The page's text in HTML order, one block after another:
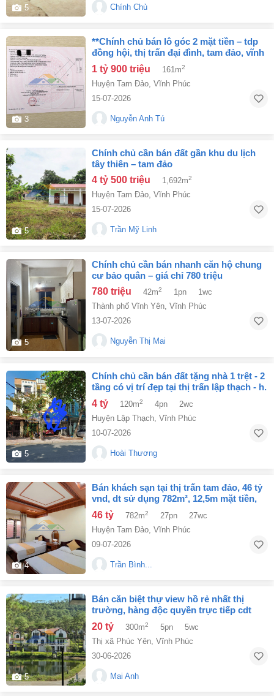
5 Chính Chủ
3
**chính chủ bán lô góc 2 mặt tiền – tdp
đồng hội, thị trấn đại đình, tam đảo, vĩnh
phúc**
1 tỷ 900 triệu 161m2
Huyện Tam Đảo, Vĩnh Phúc
15-07-2026
Nguyễn Anh Tú
5
chính chủ cần bán đất gần khu du lịch
tây thiên – tam đảo
4 tỷ 500 triệu 1,692m2
Huyện Tam Đảo Vĩnh Phúc
15-07-2026
Trần Mỹ Linh
5
chính chủ cần bán nhanh căn hộ chung
cư bảo quân – giá chỉ 780 triệu
780 triệu 42m2 1pn
1wc
Thành phố Vĩnh Yên Vĩnh Phúc
13-07-2026
Nguyễn Thị Mai
5
chính chủ cần bán đất tặng nhà 1 trệt - 2
tầng có vị trí đẹp tại thị trấn lập thạch - h.
lập thạch - vĩnh phúc.
4 tỷ 120m2 4pn
2wc
Huyện Lập Thạch, Vĩnh Phúc
10-07-2026
Hoài Thương
4
bán khách sạn tại thị trấn tam đảo, 46 tỷ
vnd, dt sử dụng 782m², 12,5m mặt tiền,
view quảng trường
46 tỷ 782m2 27pn
27wc
Huyện Tam Đảo, Vĩnh Phúc
09-07-2026
Trần Bình...
5
bán căn biệt thự view hồ rẻ nhất thị
trường, hàng độc quyền trực tiếp cdt
cách hà nội 30p di chuyển
20 tỷ 300m2 5pn
5wc
Thị xã Phúc Yên, Vĩnh Phúc
30-06-2026
Mai Anh